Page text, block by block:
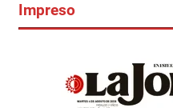
Impreso